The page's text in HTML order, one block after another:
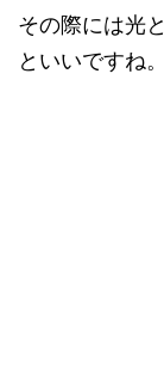
その際には光
といいですね。